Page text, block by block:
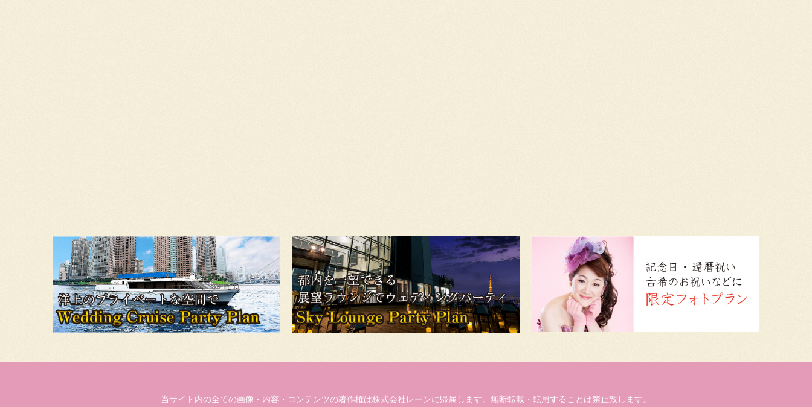
当サイト内の全ての画像・内容・コンテンツの著作権は株式会社レーンに帰属します。無断転載・転用することは禁止致します。